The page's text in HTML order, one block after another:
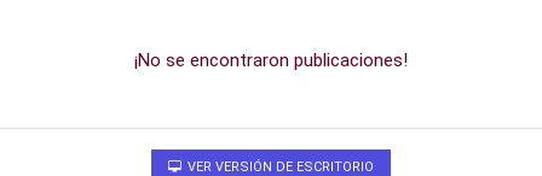
¡No se encontraron publicaciones!
VER VERSIÓN DE ESCRITORIO